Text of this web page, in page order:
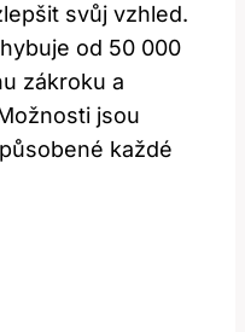
svůj vzhled.
od 50 000
zákroku a
jsou
každé